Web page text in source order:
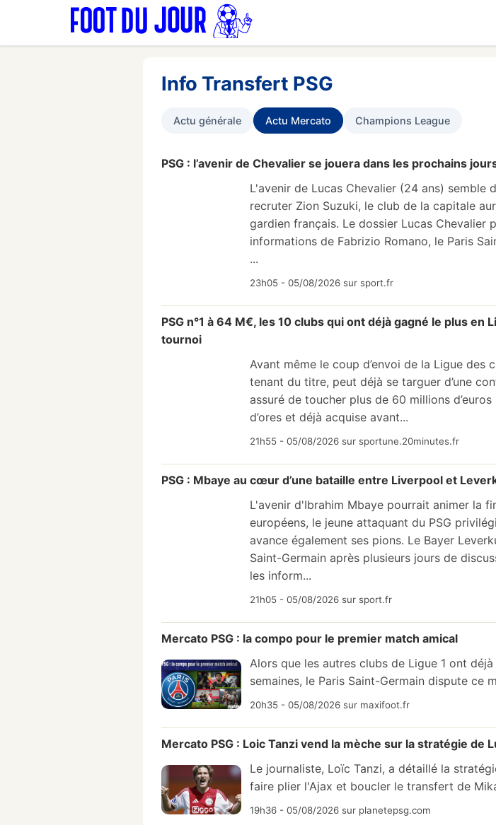
Info Transfert PSG
Actu générale Actu Mercato Champions League
PSG : l’avenir de Chevalier se jouera dans les prochains
L'avenir de Lucas Chevalier (24 ans) semble
recruter Zion Suzuki, le club de la capitale
gardien français. Le dossier Lucas Chevalier
informations de Fabrizio Romano, le Paris
...
23h05 - 05/08/2026 sur sport.fr
PSG n°1 à 64 M€, les 10 clubs qui ont déjà gagné le plus
tournoi
Avant même le coup d’envoi de la Ligue
tenant du titre, peut déjà se targuer d’une
assuré de toucher plus de 60 millions
d’ores et déjà acquise avant...
21h55 - 05/08/2026 sur sportune.20minutes.fr
PSG : Mbaye au cœur d’une bataille entre Liverpool et
L'avenir d'Ibrahim Mbaye pourrait animer la
européens, le jeune attaquant du PSG
avance également ses pions. Le Bayer
Saint-Germain après plusieurs jours de
les inform...
21h05 - 05/08/2026 sur sport.fr
Mercato PSG : la compo pour le premier match amical
Alors que les autres clubs de Ligue 1 ont
semaines, le Paris Saint-Germain dispute ce
20h35 - 05/08/2026 sur maxifoot.fr
Mercato PSG : Loic Tanzi vend la mèche sur la stratégie de
Le journaliste, Loïc Tanzi, a détaillé la
faire plier l'Ajax et boucler le transfert de
19h36 - 05/08/2026 sur planetepsg.com